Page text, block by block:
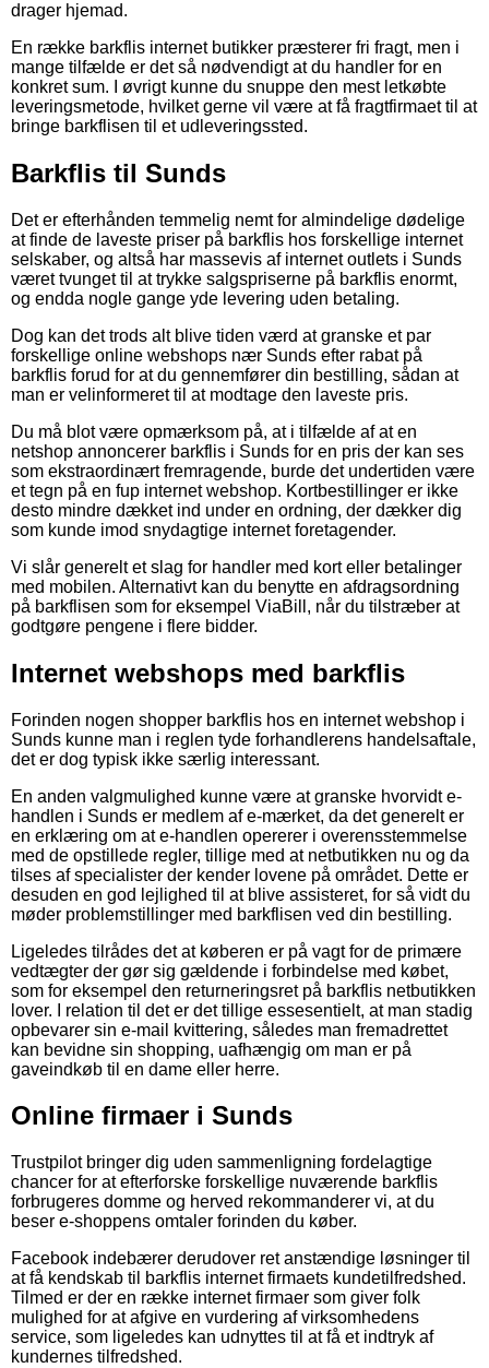
drager hjemad.
En række barkflis internet butikker præsterer fri fragt, men i
mange tilfælde er det så nødvendigt at du handler for en
konkret sum. I øvrigt kunne du snuppe den mest letkøbte
leveringsmetode, hvilket gerne vil være at få fragtfirmaet til at
bringe barkflisen til et udleveringssted.
Barkflis til Sunds
Det er efterhånden temmelig nemt for almindelige dødelige
at finde de laveste priser på barkflis hos forskellige internet
selskaber, og altså har massevis af internet outlets i Sunds
været tvunget til at trykke salgspriserne på barkflis enormt,
og endda nogle gange yde levering uden betaling.
Dog kan det trods alt blive tiden værd at granske et par
forskellige online webshops nær Sunds efter rabat på
barkflis forud for at du gennemfører din bestilling, sådan at
man er velinformeret til at modtage den laveste pris.
Du må blot være opmærksom på, at i tilfælde af at en
netshop annoncerer barkflis i Sunds for en pris der kan ses
som ekstraordinært fremragende, burde det undertiden være
et tegn på en fup internet webshop. Kortbestillinger er ikke
desto mindre dækket ind under en ordning, der dækker dig
som kunde imod snydagtige internet foretagender.
Vi slår generelt et slag for handler med kort eller betalinger
med mobilen. Alternativt kan du benytte en afdragsordning
på barkflisen som for eksempel ViaBill, når du tilstræber at
godtgøre pengene i flere bidder.
Internet webshops med barkflis
Forinden nogen shopper barkflis hos en internet webshop i
Sunds kunne man i reglen tyde forhandlerens handelsaftale,
det er dog typisk ikke særlig interessant.
En anden valgmulighed kunne være at granske hvorvidt e-
handlen i Sunds er medlem af e-mærket, da det generelt er
en erklæring om at e-handlen opererer i overensstemmelse
med de opstillede regler, tillige med at netbutikken nu og da
tilses af specialister der kender lovene på området. Dette er
desuden en god lejlighed til at blive assisteret, for så vidt du
møder problemstillinger med barkflisen ved din bestilling.
Ligeledes tilrådes det at køberen er på vagt for de primære
vedtægter der gør sig gældende i forbindelse med købet,
som for eksempel den returneringsret på barkflis netbutikken
lover. I relation til det er det tillige essesentielt, at man stadig
opbevarer sin e-mail kvittering, således man fremadrettet
kan bevidne sin shopping, uafhængig om man er på
gaveindkøb til en dame eller herre.
Online firmaer i Sunds
Trustpilot bringer dig uden sammenligning fordelagtige
chancer for at efterforske forskellige nuværende barkflis
forbrugeres domme og herved rekommanderer vi, at du
beser e-shoppens omtaler forinden du køber.
Facebook indebærer derudover ret anstændige løsninger til
at få kendskab til barkflis internet firmaets kundetilfredshed.
Tilmed er der en række internet firmaer som giver folk
mulighed for at afgive en vurdering af virksomhedens
service, som ligeledes kan udnyttes til at få et indtryk af
kundernes tilfredshed.